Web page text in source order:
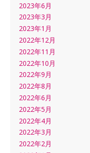
2023年6月
2023年3月
2023年1月
2022年12月
2022年11月
2022年10月
2022年9月
2022年8月
2022年6月
2022年5月
2022年4月
2022年3月
2022年2月